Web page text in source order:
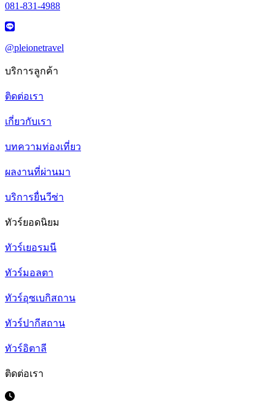
081-831-4988
@pleionetravel
บริการลูกค้า
ติดต่อเรา
เกี่ยวกับเรา
บทความท่องเที่ยว
ผลงานที่ผ่านมา
บริการยื่นวีซ่า
ทัวร์ยอดนิยม
ทัวร์เยอรมนี
ทัวร์มอลตา
ทัวร์อุซเบกิสถาน
ทัวร์ปากีสถาน
ทัวร์อิตาลี
ติดต่อเรา